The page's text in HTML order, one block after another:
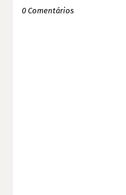
0 Comentários